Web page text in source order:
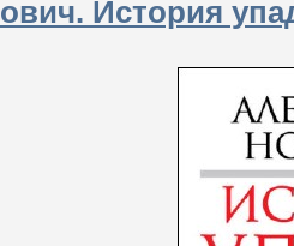
История